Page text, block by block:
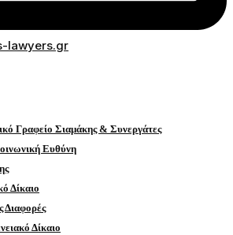
lawyers.gr
Γραφείο Σιαμάκης & Συνεργάτες
Ευθύνη
Δίκαιο
Διαφορές
Δίκαιο